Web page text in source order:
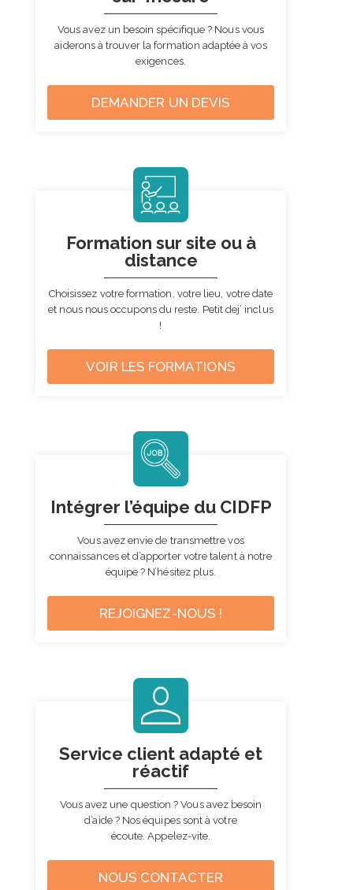
Vous avez un besoin spécifique ? Nous vous
aiderons à trouver la formation adaptée à vos
exigences.
DEMANDER UN DEVIS
Formation sur site ou à
distance
Choisissez votre formation, votre lieu, votre date
et nous nous occupons du reste. Petit dej’ inclus
!
VOIR LES FORMATIONS
Intégrer l’équipe du CIDFP
Vous avez envie de transmettre vos
connaissances et d’apporter votre talent à notre
équipe ? N’hésitez plus.
REJOIGNEZ-NOUS !
Service client adapté et
réactif
Vous avez une question ? Vous avez besoin
d’aide ? Nos équipes sont à votre
écoute. Appelez-vite.
NOUS CONTACTER